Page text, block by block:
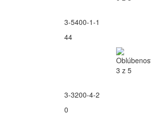
3-5400-1-1
44
3-3200-4-2
0